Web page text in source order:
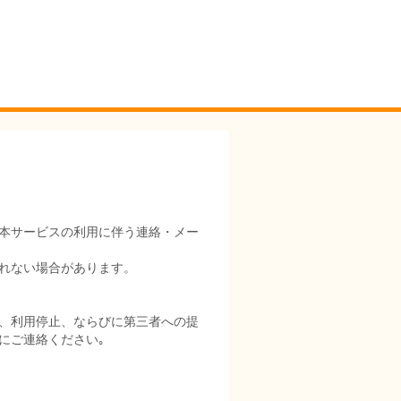
サービスの利用に伴う連絡・メー
い場合があります。
利用停止、ならびに第三者への提
ご連絡ください｡